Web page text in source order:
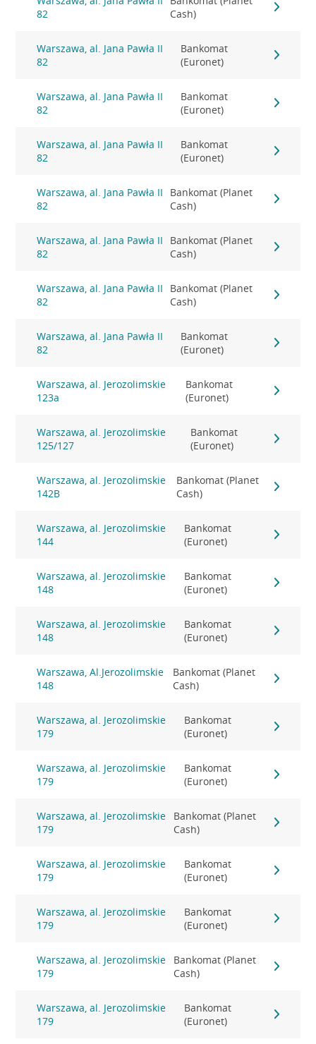
82
Cash)
Warszawa, al. Jana Pawła II
82
Bankomat
(Euronet)
Warszawa, al. Jana Pawła II
82
Bankomat
(Euronet)
Warszawa, al. Jana Pawła II
82
Bankomat
(Euronet)
Warszawa, al. Jana Pawła II
82
Bankomat (Planet
Cash)
Warszawa, al. Jana Pawła II
82
Bankomat (Planet
Cash)
Warszawa, al. Jana Pawła II
82
Bankomat (Planet
Cash)
Warszawa, al. Jana Pawła II
82
Bankomat
(Euronet)
Warszawa, al. Jerozolimskie
123a
Bankomat
(Euronet)
Warszawa, al. Jerozolimskie
125/127
Bankomat
(Euronet)
Warszawa, al. Jerozolimskie
142B
Bankomat (Planet
Cash)
Warszawa, al. Jerozolimskie
144
Bankomat
(Euronet)
Warszawa, al. Jerozolimskie
148
Bankomat
(Euronet)
Warszawa, al. Jerozolimskie
148
Bankomat
(Euronet)
Warszawa, Al.Jerozolimskie
148
Bankomat (Planet
Cash)
Warszawa, al. Jerozolimskie
179
Bankomat
(Euronet)
Warszawa, al. Jerozolimskie
179
Bankomat
(Euronet)
Warszawa, al. Jerozolimskie
179
Bankomat (Planet
Cash)
Warszawa, al. Jerozolimskie
179
Bankomat
(Euronet)
Warszawa, al. Jerozolimskie
179
Bankomat
(Euronet)
Warszawa, al. Jerozolimskie
179
Bankomat (Planet
Cash)
Warszawa, al. Jerozolimskie
179
Bankomat
(Euronet)